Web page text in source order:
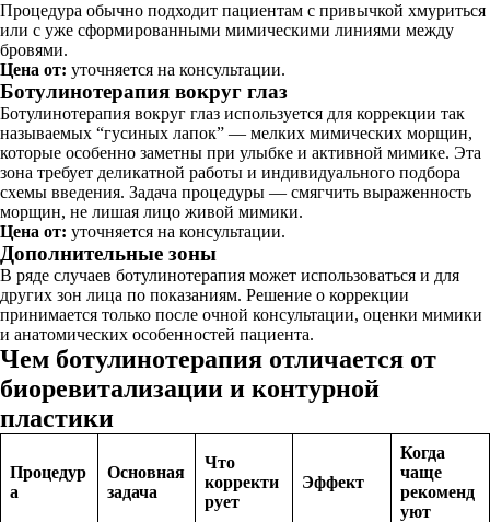
Процедура обычно подходит пациентам с привычкой хмуриться
или с уже сформированными мимическими линиями между
бровями.
Цена от: уточняется на консультации.
Ботулинотерапия вокруг глаз
Ботулинотерапия вокруг глаз используется для коррекции так
называемых “гусиных лапок” — мелких мимических морщин,
которые особенно заметны при улыбке и активной мимике. Эта
зона требует деликатной работы и индивидуального подбора
схемы введения. Задача процедуры — смягчить выраженность
морщин, не лишая лицо живой мимики.
Цена от: уточняется на консультации.
Дополнительные зоны
В ряде случаев ботулинотерапия может использоваться и для
других зон лица по показаниям. Решение о коррекции
принимается только после очной консультации, оценки мимики
и анатомических особенностей пациента.
Чем ботулинотерапия отличается от
биоревитализации и контурной
пластики
Процедур
а
Основная
задача
Что
корректи
рует
Эффект
Когда
чаще
рекоменд
уют